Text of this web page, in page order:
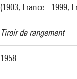
(1903, France - 1999,
Tiroir de rangement
1958